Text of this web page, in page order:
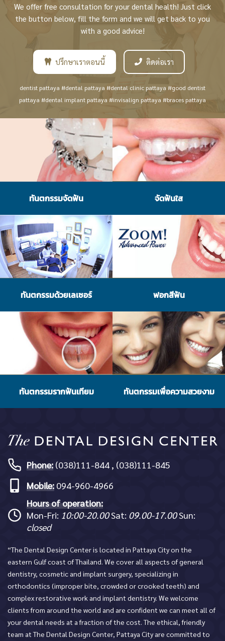
We offer free consultation for your dental health! Just click
the button below, fill the form and we will get back to you
with a good advice!
ปรึกษาเราตอนนี้ ติดต่อเรา
dentist pattaya #dental pattaya #dental clinic pattaya #good dentist
pattaya #dental implant pattaya #invisalign pattaya #braces pattaya
ทันตกรรมจัดฟัน จัดฟันใส
ทันตกรรมด้วยเลเซอร์ ฟอกสีฟัน
ทันตกรรมรากฟันเทียม ทันตกรรมเพื่อความสวยงาม
Phone: (038)111-844 , (038)111-845
Mobile: 094-960-4966
Hours of operation:
Mon-Fri: 10:00-20.00Sat: 09.00-17.00Sun:
closed
“The Dental Design Center is located in Pattaya City on the
eastern Gulf coast of Thailand. We cover all aspects of general
dentistry, cosmetic and implant surgery, specializing in
orthodontics (improper bite, crowded or crooked teeth) and
complex restorative work and implant dentistry. We welcome
clients from around the world and are confident we can meet all of
your dental needs at a fraction of the cost. The ethical, friendly
team at The Dental Design Center, Pattaya City are committed to